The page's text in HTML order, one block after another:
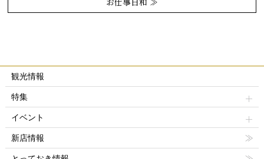
観光情報
特集
イベント
新店情報